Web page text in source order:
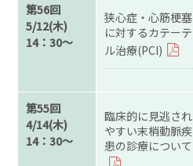
第56回
5/12(木)
14：30～
狭心症・心筋梗塞
に対するカテーテ
ル治療(PCI)
第55回
4/14(木)
14：30～
臨床的に見逃され
やすい末梢動脈疾
患の診療について